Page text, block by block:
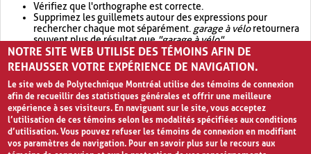
Vérifiez que l'orthographe est correcte.
Supprimez les guillemets autour des expressions pour
rechercher chaque mot séparément. garage à véloretournera
souvent plus de résultat que"garage à vélo".
Envisagez d'élargir votre recherche avec OR.garage OR vélo
retournera souvent plus de résultat quegarage à vélo
NOTRE SITE WEB UTILISE DES TÉMOINS AFIN DE
REHAUSSER VOTRE EXPÉRIENCE DE NAVIGATION.
Le site web de Polytechnique Montréal utilise des témoins de connexion
afin de recueillir des statistiques générales et offrir une meilleure
expérience à ses visiteurs. En naviguant sur le site, vous acceptez
l’utilisation de ces témoins selon les modalités spécifiées aux conditions
d’utilisation. Vous pouvez refuser les témoins de connexion en modifiant
vos paramètres de navigation. Pour en savoir plus sur le recours aux